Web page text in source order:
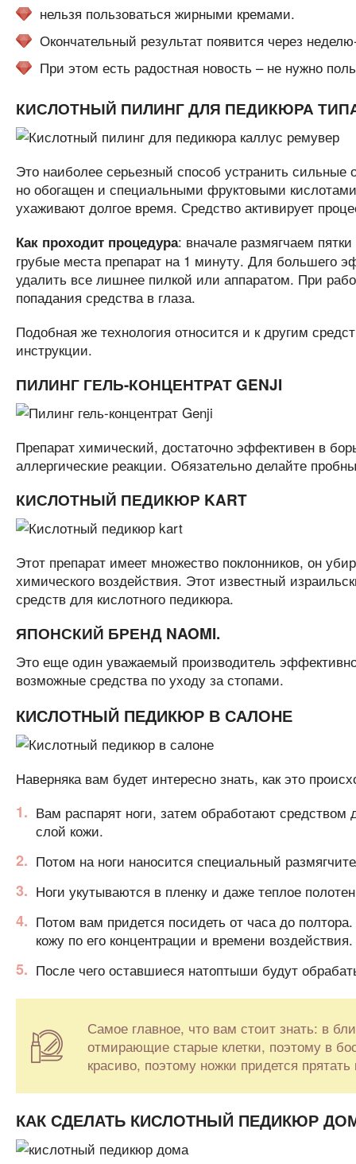
нельзя пользоваться жирными кремами.
Окончательный результат появится через
При этом есть радостная новость – не нужно
КИСЛОТНЫЙ ПИЛИНГ ДЛЯ ПЕДИКЮРА
Это наиболее серьезный способ устранить
но обогащен и специальными фруктовыми
ухаживают долгое время. Средство активирует
Как проходит процедура: вначале размягчаем
грубые места препарат на 1 минуту. Для большего
удалить все лишнее пилкой или аппаратом. При
попадания средства в глаза.
Подобная же технология относится и к другим
инструкции.
ПИЛИНГ ГЕЛЬ-КОНЦЕНТРАТ GENJI
Препарат химический, достаточно эффективен в
аллергические реакции. Обязательно делайте
КИСЛОТНЫЙ ПЕДИКЮР KART
Этот препарат имеет множество поклонников, он
химического воздействия. Этот известный
средств для кислотного педикюра.
ЯПОНСКИЙ БРЕНД NAOMI.
Это еще один уважаемый производитель
возможные средства по уходу за стопами.
КИСЛОТНЫЙ ПЕДИКЮР В САЛОНЕ
Наверняка вам будет интересно знать, как это
Вам распарят ноги, затем обработают
слой кожи.
Потом на ноги наносится специальный
Ноги укутываются в пленку и даже теплое
Потом вам придется посидеть от часа до
кожу по его концентрации и времени воздействия.
После чего оставшиеся натоптыши будут
Самое главное, что вам стоит знать: в
отмирающие старые клетки, поэтому в
красиво, поэтому ножки придется
КАК СДЕЛАТЬ КИСЛОТНЫЙ ПЕДИКЮР